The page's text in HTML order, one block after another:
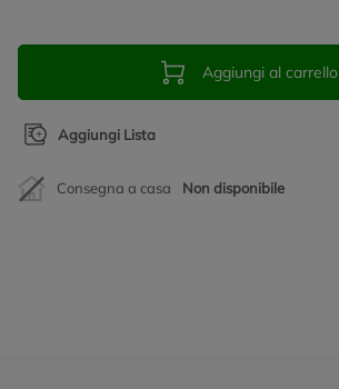
Aggiungi al carrello
Aggiungi Lista
Consegna a casa Non disponibile